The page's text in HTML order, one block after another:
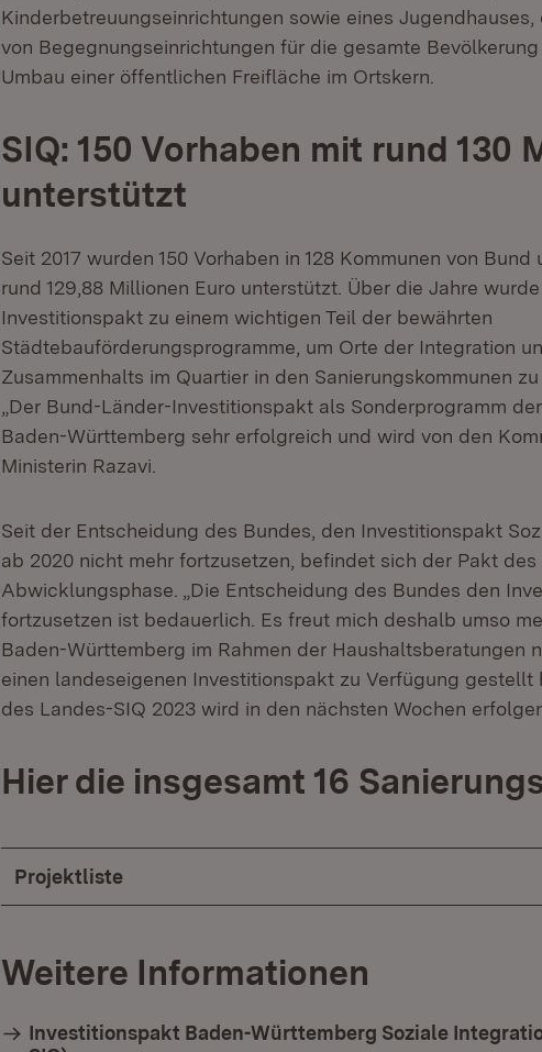
Kinderbetreuungseinrichtungen sowie eines
von Begegnungseinrichtungen für die gesamte
Umbau einer öffentlichen Freifläche im Ortskern.
SIQ: 150 Vorhaben mit rund 130
unterstützt
Seit 2017 wurden 150 Vorhaben in 128 Kommunen von
rund 129,88 Millionen Euro unterstützt. Über die Jahre
Investitionspakt zu einem wichtigen Teil der bewährten
Städtebauförderungsprogramme, um Orte der Integration
Zusammenhalts im Quartier in den Sanierungskommunen
„Der Bund-Länder-Investitionspakt als Sonderprogramm
Baden-Württemberg sehr erfolgreich und wird von den
Ministerin Razavi.
Seit der Entscheidung des Bundes, den Investitionspakt
ab 2020 nicht mehr fortzusetzen, befindet sich der Pakt
Abwicklungsphase. „Die Entscheidung des Bundes den
fortzusetzen ist bedauerlich. Es freut mich deshalb umso
Baden-Württemberg im Rahmen der Haushaltsberatungen
einen landeseigenen Investitionspakt zu Verfügung gestellt
des Landes-SIQ 2023 wird in den nächsten Wochen
Hier die insgesamt 16
Projektliste
Weitere Informationen
Investitionspakt Baden-Württemberg Soziale